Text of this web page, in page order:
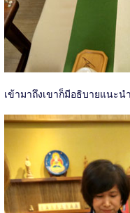
เข้ามาถึงเขาก็มีอธิบายแนะ